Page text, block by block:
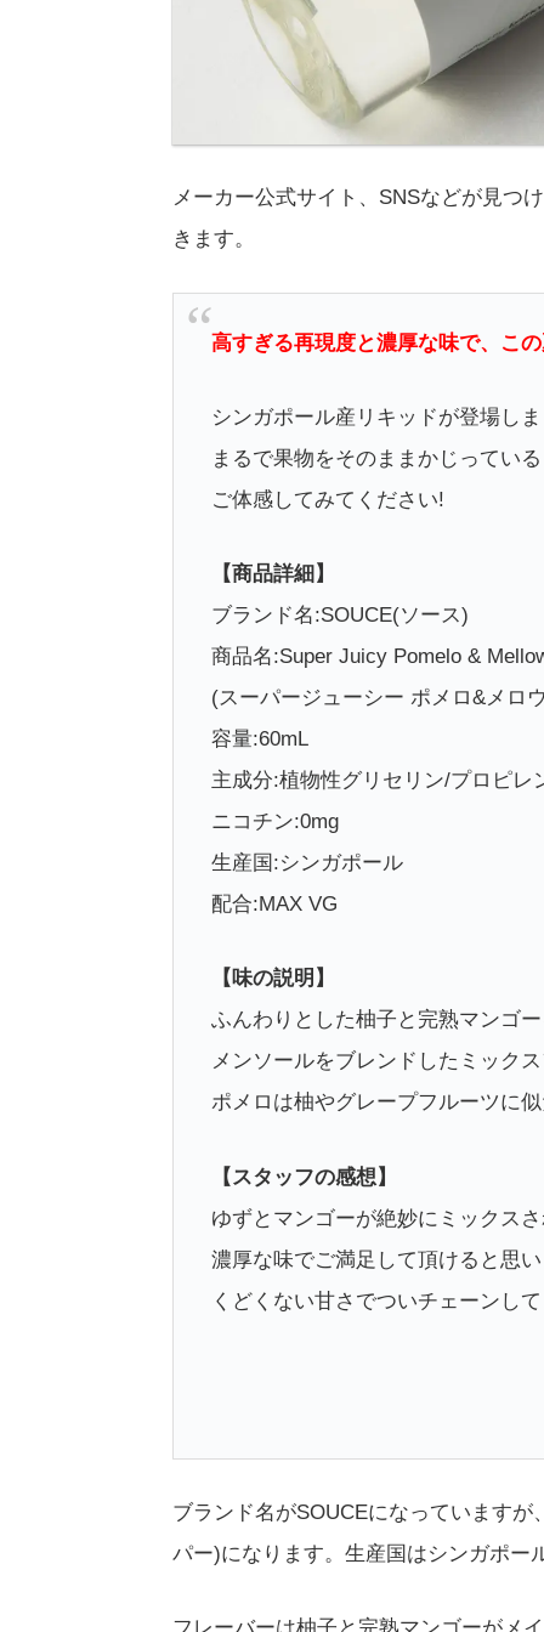
メーカー公式サイト、SNSなどが見つ
きます。
高すぎる再現度と濃厚な味で、こ
シンガポール産リキッドが登場し
まるで果物をそのままかじってい
ご体感してみてください!
【商品詳細】
ブランド名:SOUCE(ソース)
商品名:Super Juicy Pomelo &
(スーパージューシー ポメロ&メロ
容量:60mL
主成分:植物性グリセリン/プロピレ
ニコチン:0mg
生産国:シンガポール
配合:MAX VG
【味の説明】
ふんわりとした柚子と完熟マンゴ
メンソールをブレンドしたミック
ポメロは柚やグレープフルーツに
【スタッフの感想】
ゆずとマンゴーが絶妙にミックス
濃厚な味でご満足して頂けると思
くどくない甘さでついチェーンし
ブランド名がSOUCEになっています
パー)になります。生産国はシンガポー